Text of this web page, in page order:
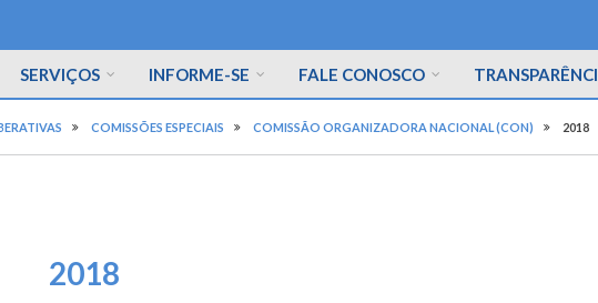
SERVIÇOS INFORME-SE FALE CONOSCO
COMISSÕES ESPECIAIS COMISSÃO ORGANIZADORA NACIONAL (CON) 2018
2018